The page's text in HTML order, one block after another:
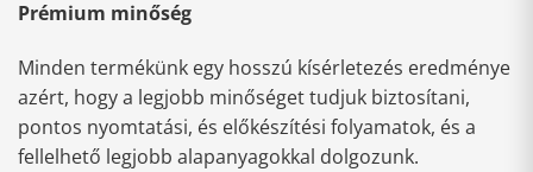
Prémium minőség
Minden termékünk egy hosszú kísérletezés eredménye
azért, hogy a legjobb minőséget tudjuk biztosítani,
pontos nyomtatási, és előkészítési folyamatok, és a
fellelhető legjobb alapanyagokkal dolgozunk.